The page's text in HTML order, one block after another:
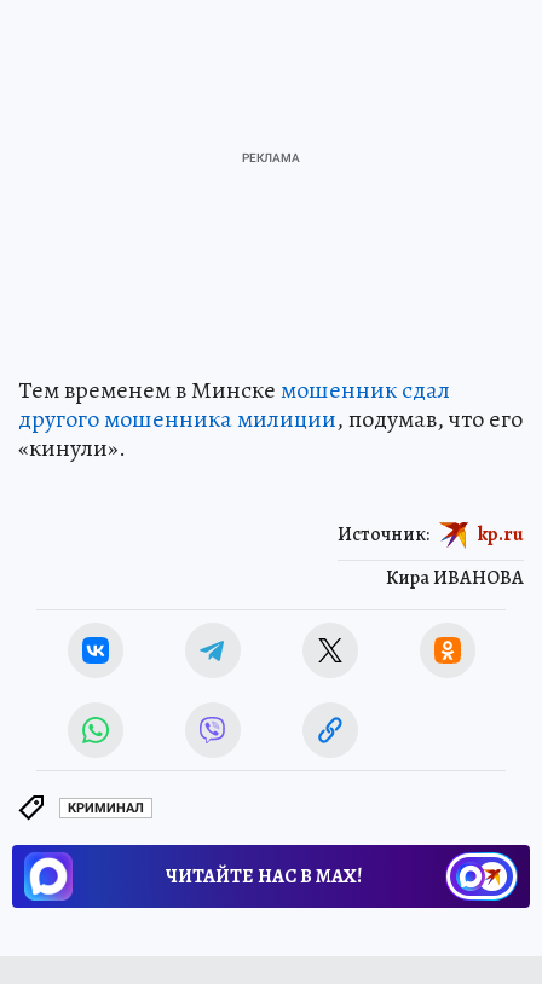
Тем временем в Минскемошенник сдал
другого мошенника милиции, подумав, что его
«кинули».
Кира ИВАНОВА
Источник: kp.ru
КРИМИНАЛ
ЧИТАЙТЕ НАС В МАХ!